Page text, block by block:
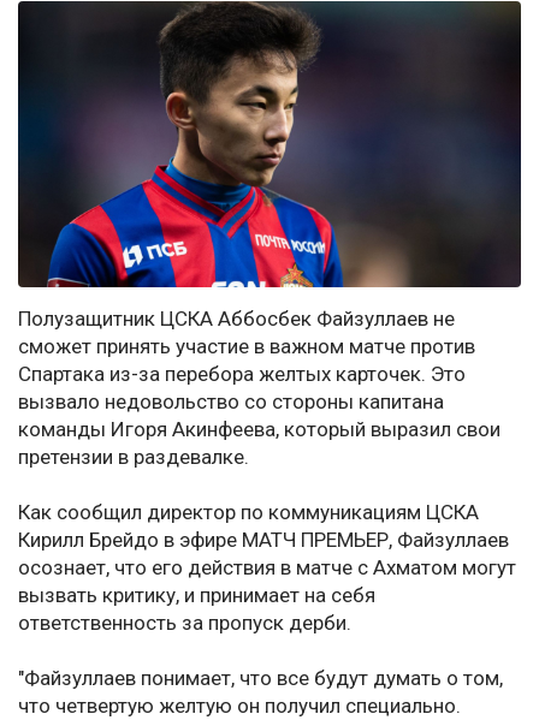
Полузащитник ЦСКА Аббосбек Файзуллаев не
сможет принять участие в важном матче против
Спартака из-за перебора желтых карточек. Это
вызвало недовольство со стороны капитана
команды Игоря Акинфеева, который выразил свои
претензии в раздевалке.
Как сообщил директор по коммуникациям ЦСКА
Кирилл Брейдо в эфире МАТЧ ПРЕМЬЕР, Файзуллаев
осознает, что его действия в матче с Ахматом могут
вызвать критику, и принимает на себя
ответственность за пропуск дерби.
"Файзуллаев понимает, что все будут думать о том,
что четвертую желтую он получил специально.